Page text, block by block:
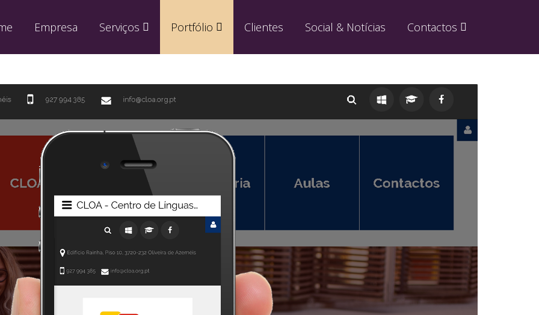
Empresa Serviços Portfólio Clientes Social & Notícias Contactos